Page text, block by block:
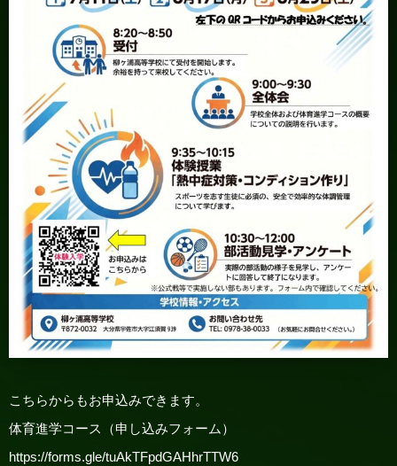
こちらからもお申込みできます。
体育進学コース（申し込みフォーム）
https://forms.gle/tuAkTFpdGAHhrTTW6